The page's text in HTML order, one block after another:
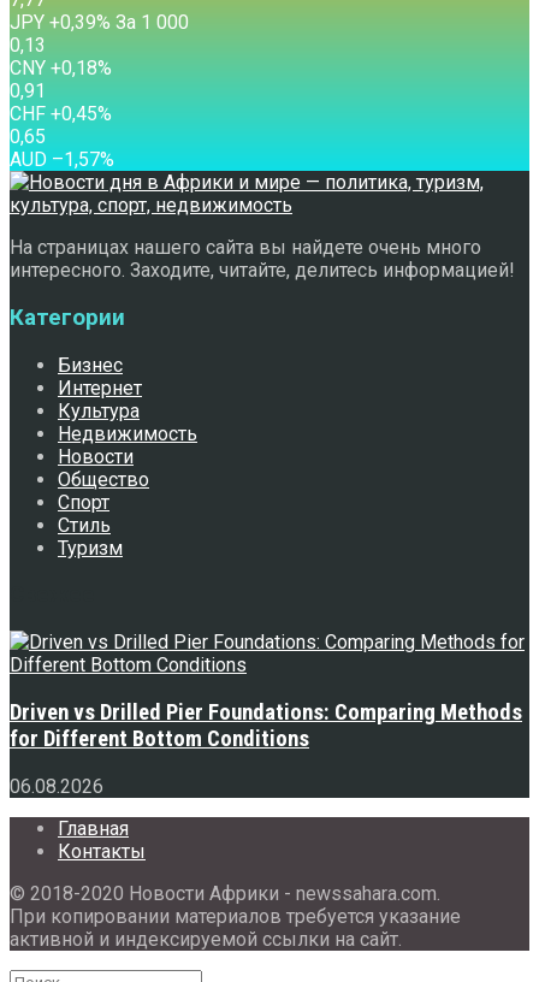
JPY +0,39% За 1 000
0,13
CNY +0,18%
0,91
CHF +0,45%
0,65
AUD –1,57%
На страницах нашего сайта вы найдете очень много
интересного. Заходите, читайте, делитесь информацией!
Категории
Бизнес
Интернет
Культура
Недвижимость
Новости
Общество
Спорт
Стиль
Туризм
Driven vs Drilled Pier Foundations: Comparing Methods
for Different Bottom Conditions
06.08.2026
Главная
Контакты
© 2018-2020 Новости Африки - newssahara.com.
При копировании материалов требуется указание
активной и индексируемой ссылки на сайт.